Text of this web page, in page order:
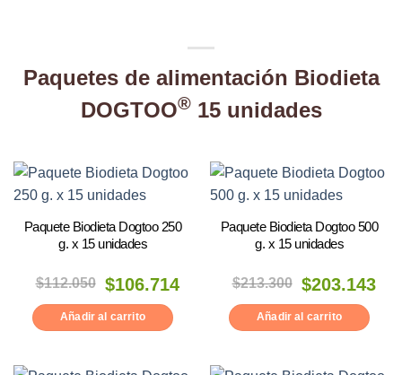
Paquetes de alimentación Biodieta
DOGTOO®15 unidades
Paquete Biodieta Dogtoo 250
g. x 15 unidades
$112.050
El
precio
original
era:
$106.714
El
precio
actual
es:
Añadir al carrito
Paquete Biodieta Dogtoo 500
g. x 15 unidades
$213.300
El
precio
original
era:
$203.143
El
precio
actual
es:
Añadir al carrito